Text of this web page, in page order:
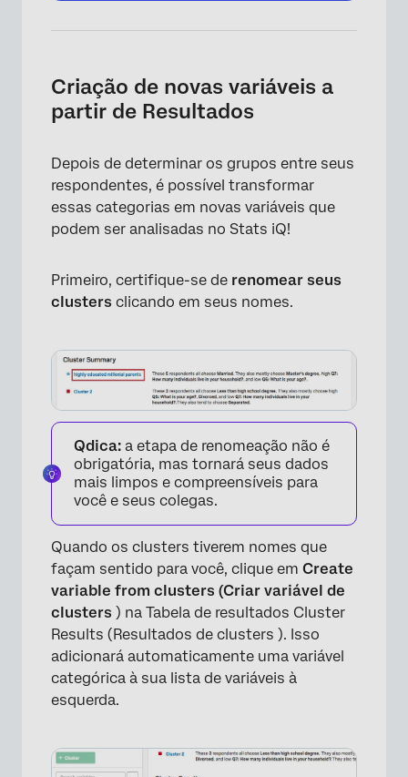
×
Criação de novas variáveis a
partir de Resultados
Depois de determinar os grupos entre seus
respondentes, é possível transformar
essas categorias em novas variáveis que
podem ser analisadas no Stats iQ!
Primeiro, certifique-se de renomear seus
clusters clicando em seus nomes.
Qdica: a etapa de renomeação não é
obrigatória, mas tornará seus dados
mais limpos e compreensíveis para
você e seus colegas.
Quando os clusters tiverem nomes que
façam sentido para você, clique em Create
variable from clusters (Criar variável de
clusters ) na Tabela de resultados Cluster
Results (Resultados de clusters ). Isso
adicionará automaticamente uma variável
categórica à sua lista de variáveis à
esquerda.